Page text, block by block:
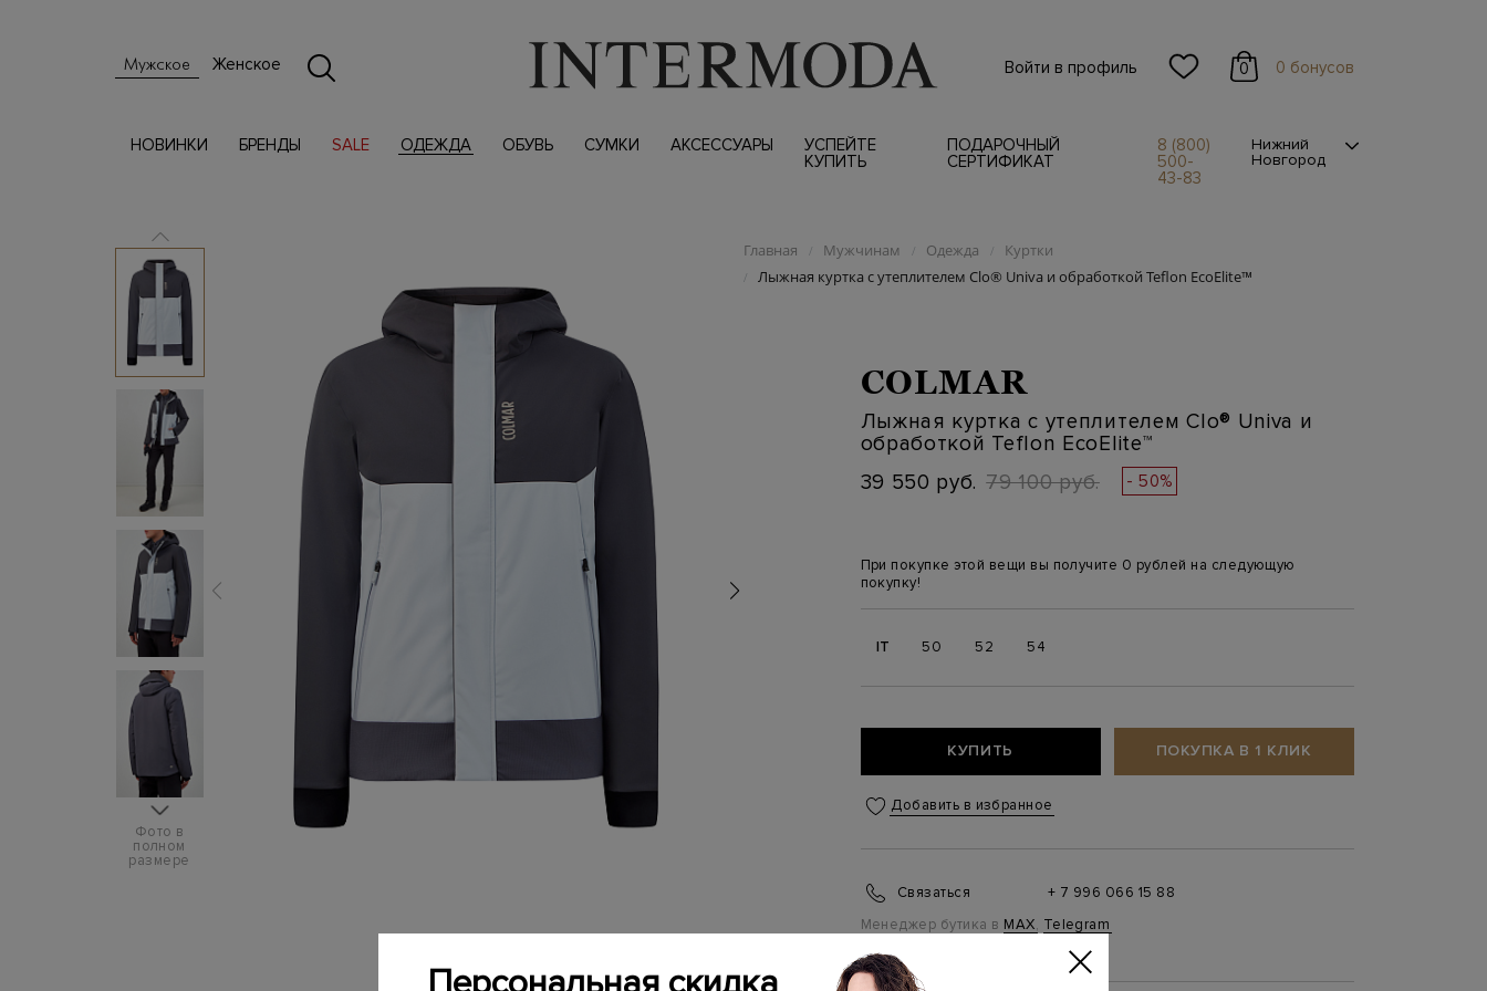
Мужское Женское Войти в профиль 0 0 бонусов
НОВИНКИ БРЕНДЫ SALE ОДЕЖДА ОБУВЬ СУМКИ АКСЕССУАРЫ
УСПЕЙТЕ
КУПИТЬ
ПОДАРОЧНЫЙ
СЕРТИФИКАТ
8 (800)
500-
43-83
Нижний
Новгород
Фото в
полном
размере
Главная / Мужчинам / Одежда / Куртки
/ Лыжная куртка с утеплителем Clo® Univa и обработкой Teflon EcoElite™
COLMAR
Лыжная куртка с утеплителем Clo® Univa и
обработкой Teflon EcoElite™
39 550 руб. 79 100 руб. - 50%
При покупке этой вещи вы получите 0 рублей на следующую
покупку!
IT 50 52 54
КУПИТЬ ПОКУПКА В 1 КЛИК
Добавить в избранное
Связаться
+ 7 996 066 15 88
Менеджер бутика в MAX, Telegram